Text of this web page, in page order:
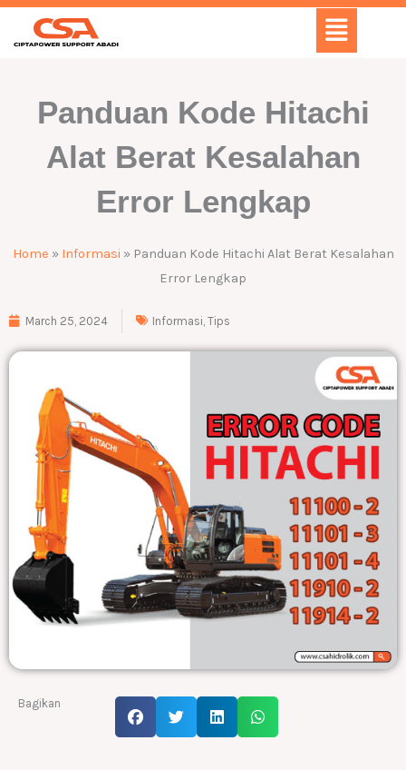
Skip
Menu
Panduan Kode Hitachi
Alat Berat Kesalahan
Error Lengkap
Home » Informasi » Panduan Kode Hitachi Alat Berat Kesalahan
Error Lengkap
March 25, 2024 Informasi, Tips
Bagikan